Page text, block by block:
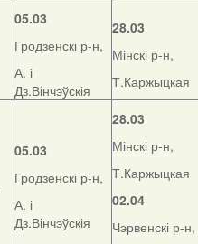
05.03
Гродзенскі р-н,
А. і
Дз.Вінчэўскія
28.03
Мінскі р-н,
Т.Каржыцкая
05.03
Гродзенскі р-н,
А. і
Дз.Вінчэўскія
28.03
Мінскі р-н,
Т.Каржыцкая
02.04
Чэрвенскі р-н,